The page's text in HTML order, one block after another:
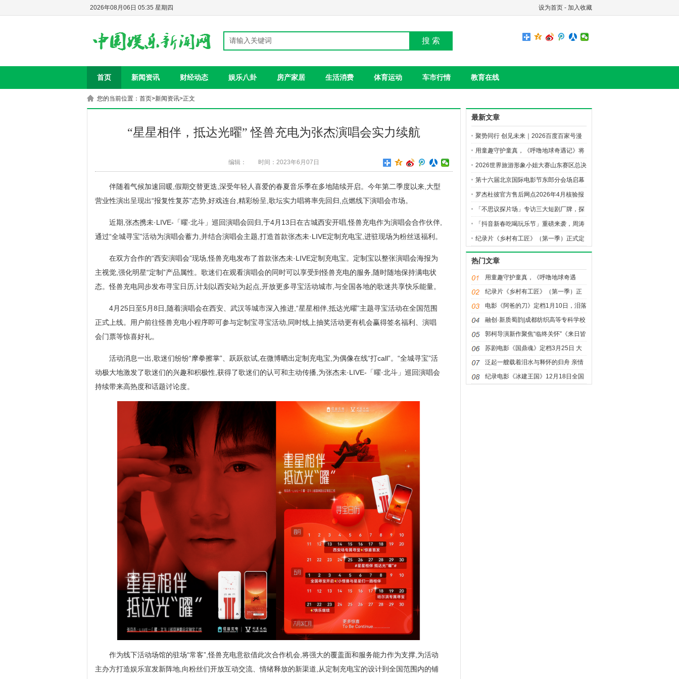
设为首页 - 加入收藏
2026年08月06日 05:35 星期四
搜 索
首页 新闻资讯 财经动态 娱乐八卦 房产家居 生活消费 体育运动 车市行情 教育在线
您的当前位置： 首页>新闻资讯>正文
“星星相伴，抵达光曜” 怪兽充电为张杰演唱会实力续航
编辑： 时间：2023年6月07日
伴随着气候加速回暖,假期交替更迭,深受年轻人喜爱的春夏音乐季在多地陆续开启。今年第二季度以来,大型
营业性演出呈现出“报复性复苏”态势,好戏连台,精彩纷呈,歌坛实力唱将率先回归,点燃线下演唱会市场。
近期,张杰携未·LIVE-「曜·北斗」巡回演唱会回归,于4月13日在古城西安开唱,怪兽充电作为演唱会合作伙伴,
通过“全城寻宝”活动为演唱会蓄力,并结合演唱会主题,打造首款张杰未·LIVE定制充电宝,进驻现场为粉丝送福利。
在双方合作的“西安演唱会”现场,怪兽充电发布了首款张杰未·LIVE定制充电宝。定制宝以整张演唱会海报为
主视觉,强化明星“定制”产品属性。歌迷们在观看演唱会的同时可以享受到怪兽充电的服务,随时随地保持满电状
态。怪兽充电同步发布寻宝日历,计划以西安站为起点,开放更多寻宝活动城市,与全国各地的歌迷共享快乐能量。
4月25日至5月8日,随着演唱会在西安、武汉等城市深入推进,“星星相伴,抵达光曜”主题寻宝活动在全国范围
正式上线。用户前往怪兽充电小程序即可参与定制宝寻宝活动,同时线上抽奖活动更有机会赢得签名福利、演唱
会门票等惊喜好礼。
活动消息一出,歌迷们纷纷“摩拳擦掌”、跃跃欲试,在微博晒出定制充电宝,为偶像在线“打call”。“全城寻宝”活
动极大地激发了歌迷们的兴趣和积极性,获得了歌迷们的认可和主动传播,为张杰未·LIVE-「曜·北斗」巡回演唱会
持续带来高热度和话题讨论度。
作为线下活动场馆的驻场“常客”,怪兽充电意欲借此次合作机会,将强大的覆盖面和服务能力作为支撑,为活动
主办方打造娱乐宣发新阵地,向粉丝们开放互动交流、情绪释放的新渠道,从定制充电宝的设计到全国范围内的铺
最新文章
聚势同行 创见未来｜2026百度百家号漫
剧创作先享会精彩直击
用童趣守护童真，《呼噜地球奇遇记》将
上学路安全知识种进孩子心里
​2026世界旅游形象小姐大赛山东赛区总决
赛落地沂南
第十六届北京国际电影节东郎分会场启幕
比高东郎AI影视产业园重磅发布
罗杰杜彼官方售后网点2026年4月核验报
告——多方验证·全国网点汇总
「不思议探片场」专访三大短剧厂牌，探
索长期主义下的厂牌经营秘籍
「抖音新春吃喝玩乐节」重磅来袭，周涛
邀你共赴寻年味之旅
纪录片《乡村有工匠》（第一季）正式定
档 ——12月30日哔哩哔哩全网首播
热门文章
用童趣守护童真，《呼噜地球奇遇
记》将上学路安全知识种进孩子心里
纪录片《乡村有工匠》（第一季）正
式定档 ——12月30日哔哩哔哩全网首
播
电影《阿爸的刀》定档1月10日，泪落
影院，情归西藏
融创·新质蜀韵|成都纺织高等专科学校
服装学院优秀设计作品惊艳成都时装
周
郭柯导演新作聚焦“临终关怀”《来日皆
方长》6月15日上映
苏剧电影《国鼎魂》定档3月25日 大
银幕重现守护国宝传奇故事
泛起一艘载着泪水与释怀的归舟 亲情
电影《乘船而去》定档4月12日
纪录电影《冰建王国》12月18日全国